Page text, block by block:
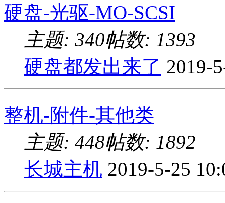
硬盘-光驱-MO-SCSI
主题: 340帖数: 1393
硬盘都发出来了 2019-
整机-附件-其他类
主题: 448帖数: 1892
长城主机 2019-5-25